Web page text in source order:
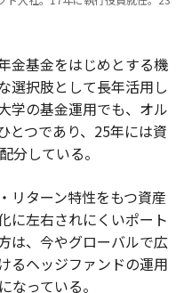
金基金をはじめとする機
選択肢として長年活用し
学の基金運用でも、オル
とつであり、25年には資
分している。
リターン特性をもつ資産
に左右されにくいポート
は、今やグローバルで広
るヘッジファンドの運用
なっている。